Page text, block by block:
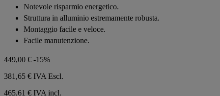
Notevole risparmio energetico.
Struttura in alluminio estremamente robusta.
Montaggio facile e veloce.
Facile manutenzione.
449,00 € -15%
381,65 € IVA Escl.
465,61 € IVA incl.